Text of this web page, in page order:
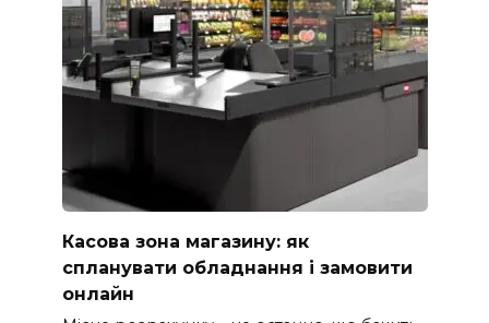
Касова зона магазину: як
спланувати обладнання і замовити
онлайн